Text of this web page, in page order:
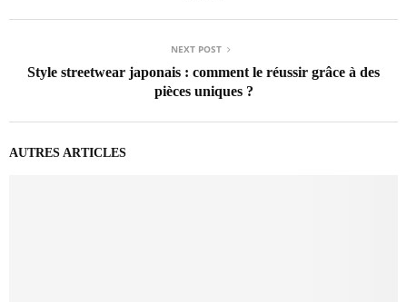
NEXT POST
Style streetwear japonais : comment le réussir grâce à des
pièces uniques ?
AUTRES ARTICLES